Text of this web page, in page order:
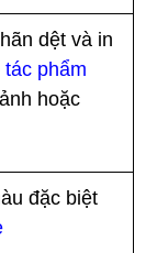
dệt và in
tác phẩm
hoặc
đặc biệt